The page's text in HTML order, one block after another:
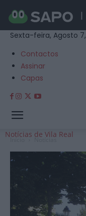
Sexta-feira, Agosto
Contactos
Assinar
Capas
Notícias de Vila Real
Início Notícias